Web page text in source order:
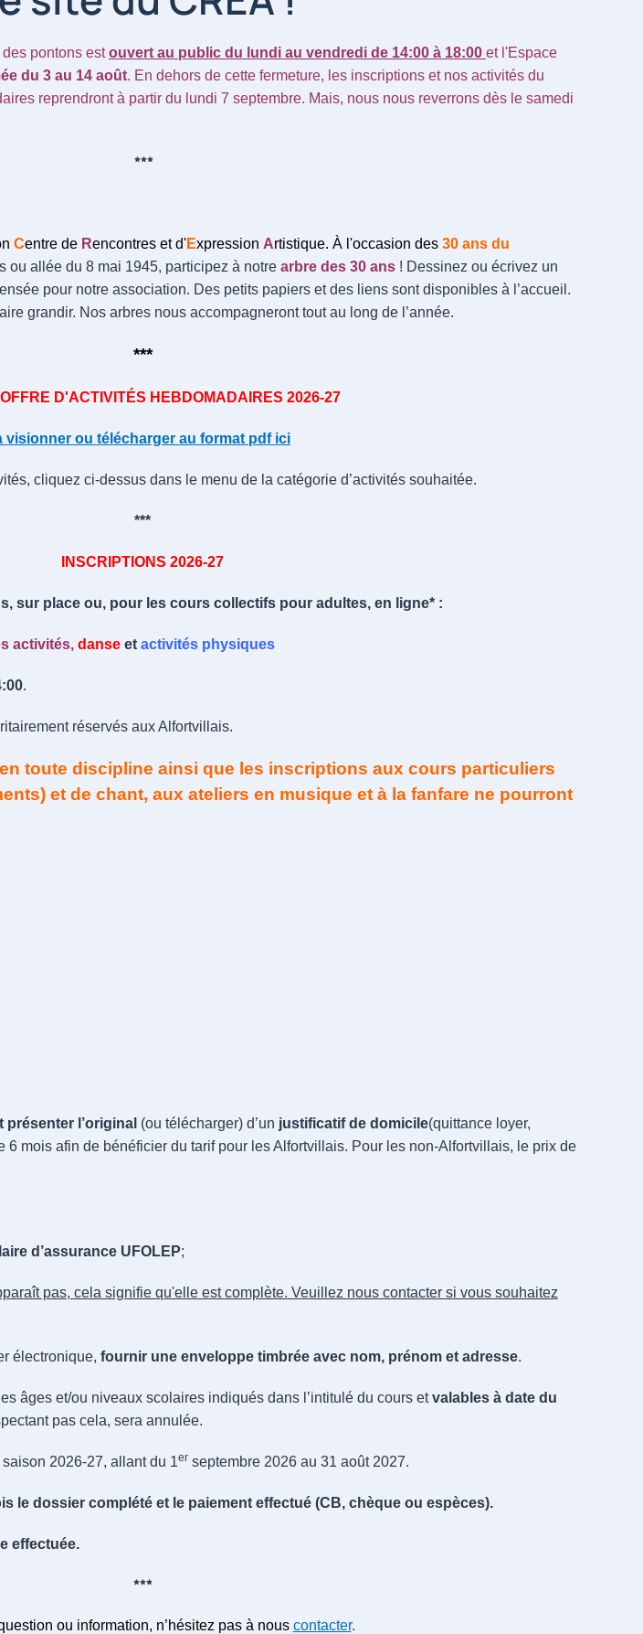
pontons estouvert au public du lundi au vendredi de 14:00 à 18:00 et l'Espace
du 3 au 14 août. En dehors de cette fermeture, les inscriptions et nos activités du
reprendront à partir du lundi 7 septembre. Mais, nous nous reverrons dès le samedi
***
Centre de Rencontres et d'Expression Artistique. À l'occasion des 30 ans du
ou allée du 8 mai 1945, participez à notre arbre des 30 ans ! Dessinez ou écrivez un
pour notre association. Des petits papiers et des liens sont disponibles à l’accueil.
grandir. Nos arbres nous accompagneront tout au long de l’année.
***
D'ACTIVITÉS HEBDOMADAIRES 2026-27
visionner ou télécharger au format pdf ici
cliquez ci-dessus dans le menu de la catégorie d’activités souhaitée.
***
INSCRIPTIONS 2026-27
sur place ou, pour les cours collectifs pour adultes, en ligne* :
activités, danse et activités physiques
.
réservés aux Alfortvillais.
toute discipline ainsi que les inscriptions aux cours particuliers
et de chant, aux ateliers en musique et à la fanfare ne pourront
l’original (ou télécharger) d’un justificatif de domicile(quittance loyer,
mois afin de bénéficier du tarif pour les Alfortvillais. Pour les non-Alfortvillais, le prix de
d’assurance UFOLEP;
pas, cela signifie qu'elle est complète. Veuillez nous contacter si vous souhaitez
électronique, fournir une enveloppe timbrée avec nom, prénom et adresse.
âges et/ou niveaux scolaires indiqués dans l’intitulé du cours etvalables à date du
pas cela, sera annulée.
saison 2026-27, allant du 1er septembre 2026 au 31 août 2027.
le dossier complété et le paiement effectué (CB, chèque ou espèces).
effectuée.
***
ou information, n’hésitez pas à nous contacter.